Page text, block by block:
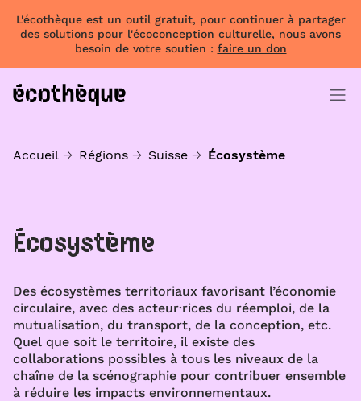
L'écothèque est un outil gratuit, pour continuer à partager
des solutions pour l'écoconception culturelle, nous avons
besoin de votre soutien : faire un don
Accueil Régions Suisse Écosystème
Écosystème
Des écosystèmes territoriaux favorisant l’économie
circulaire, avec des acteur·rices du réemploi, de la
mutualisation, du transport, de la conception, etc.
Quel que soit le territoire, il existe des
collaborations possibles à tous les niveaux de la
chaîne de la scénographie pour contribuer ensemble
à réduire les impacts environnementaux.